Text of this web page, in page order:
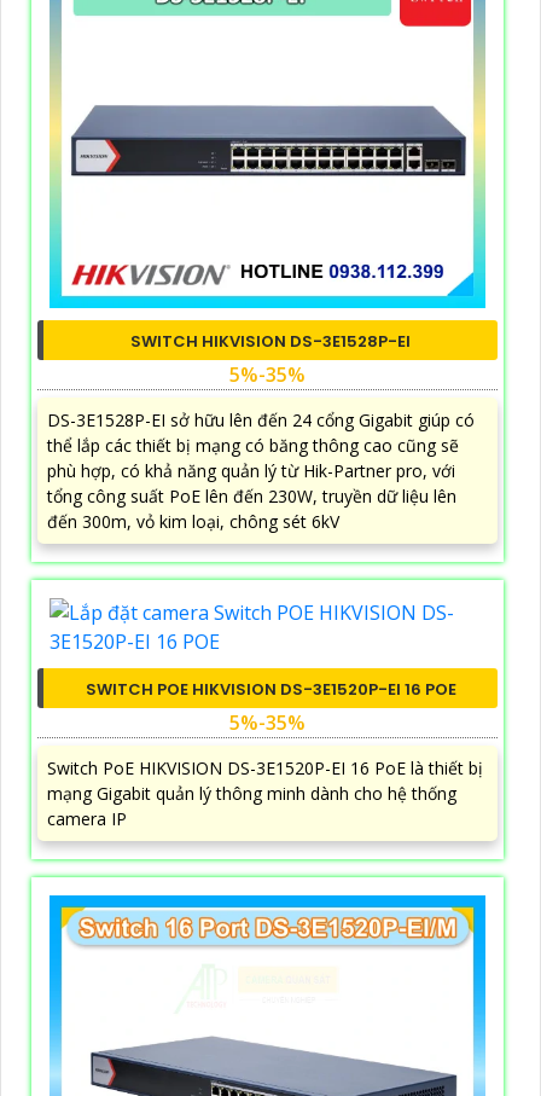
SWITCH HIKVISION DS-3E1528P-EI
5%-35%
DS-3E1528P-EI sở hữu lên đến 24 cổng Gigabit giúp có
thể lắp các thiết bị mạng có băng thông cao cũng sẽ
phù hợp, có khả năng quản lý từ Hik-Partner pro, với
tổng công suất PoE lên đến 230W, truyền dữ liệu lên
đến 300m, vỏ kim loại, chông sét 6kV
SWITCH POE HIKVISION DS-3E1520P-EI 16 POE
5%-35%
Switch PoE HIKVISION DS-3E1520P-EI 16 PoE là thiết bị
mạng Gigabit quản lý thông minh dành cho hệ thống
camera IP